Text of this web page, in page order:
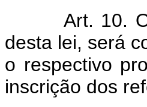
Art. 10.
desta lei, será
o respectivo
inscrição dos